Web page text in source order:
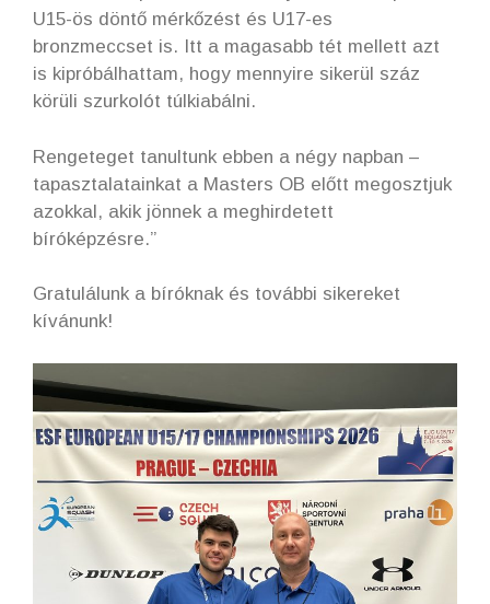
U15-ös döntő mérkőzést és U17-es
bronzmeccset is. Itt a magasabb tét mellett azt
is kipróbálhattam, hogy mennyire sikerül száz
körüli szurkolót túlkiabálni.
Rengeteget tanultunk ebben a négy napban –
tapasztalatainkat a Masters OB előtt megosztjuk
azokkal, akik jönnek a meghirdetett
bíróképzésre.”
Gratulálunk a bíróknak és további sikereket
kívánunk!